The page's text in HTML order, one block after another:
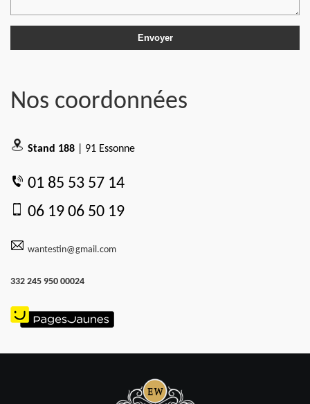
Nos coordonnées
Stand 188 | 91 Essonne
01 85 53 57 14
06 19 06 50 19
wantestin@gmail.com
332 245 950 00024